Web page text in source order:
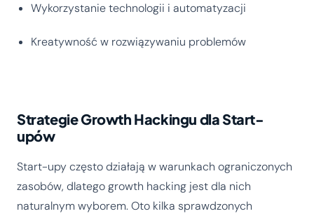
Wykorzystanie technologii i automatyzacji
Kreatywność w rozwiązywaniu problemów
Strategie Growth Hackingu dla Start-
upów
Start-upy często działają w warunkach ograniczonych
zasobów, dlatego growth hacking jest dla nich
naturalnym wyborem. Oto kilka sprawdzonych